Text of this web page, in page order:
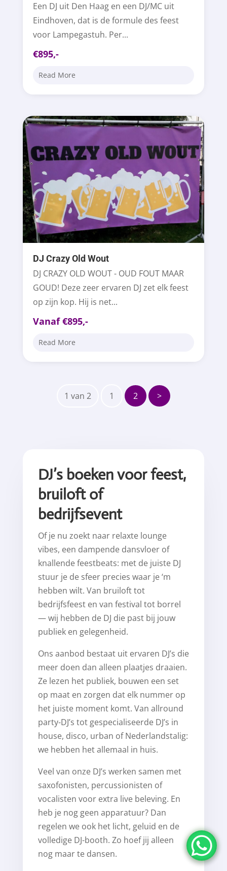
Een DJ uit Den Haag en een DJ/MC uit
Eindhoven, dat is de formule des feest
voor Lampegastuh. Per...
€895,-
Read More
DJ Crazy Old Wout
DJ CRAZY OLD WOUT - OUD FOUT MAAR
GOUD! Deze zeer ervaren DJ zet elk feest
op zijn kop. Hij is net...
Vanaf €895,-
Read More
1 van 2 1 2 >
DJ’s boeken voor feest,
bruiloft of
bedrijfsevent
Of je nu zoekt naar relaxte lounge
vibes, een dampende dansvloer of
knallende feestbeats: met de juiste DJ
stuur je de sfeer precies waar je ‘m
hebben wilt. Van bruiloft tot
bedrijfsfeest en van festival tot borrel
— wij hebben de DJ die past bij jouw
publiek en gelegenheid.
Ons aanbod bestaat uit ervaren DJ’s die
meer doen dan alleen plaatjes draaien.
Ze lezen het publiek, bouwen een set
op maat en zorgen dat elk nummer op
het juiste moment komt. Van allround
party-DJ’s tot gespecialiseerde DJ’s in
house, disco, urban of Nederlandstalig:
we hebben het allemaal in huis.
Veel van onze DJ’s werken samen met
saxofonisten, percussionisten of
vocalisten voor extra live beleving. En
heb je nog geen apparatuur? Dan
regelen we ook het licht, geluid en de
volledige DJ-booth. Zo hoef jij alleen
nog maar te dansen.